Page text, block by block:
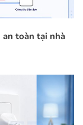
an toàn tại nhà